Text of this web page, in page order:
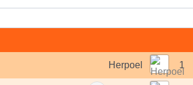
1
Herpoel